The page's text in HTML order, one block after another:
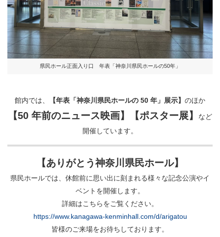
県民ホール正面入り口 年表「神奈川県民ホールの50年」
館内では、 【年表「神奈川県民ホールの 50 年」展示】 のほか
【50 年前のニュース映画】 【ポスター展】
など
開催しています。
【ありがとう神奈川県民ホール】
県民ホールでは、休館前に思い出に刻まれる様々な記念公演やイ
ベントを開催します。
詳細はこちらをご覧ください。
https://www.kanagawa-kenminhall.com/d/arigatou
皆様のご来場をお待ちしております。